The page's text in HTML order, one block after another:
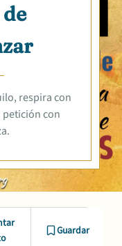
respira con
petición con
Guardar